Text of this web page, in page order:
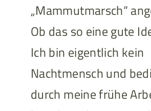
„Mammutmarsch“
Ob das so eine gute
Ich bin eigentlich kein
Nachtmensch und
durch meine frühe